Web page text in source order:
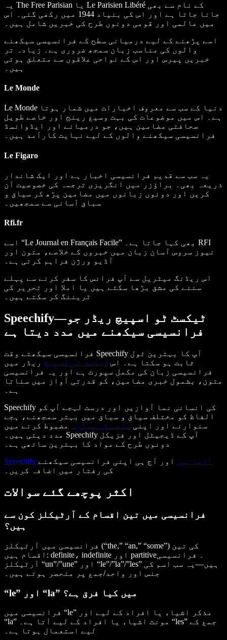
The Free Parisian یا Le Parisien Libéré کے نام سے بھی
جانا جاتا ہے اور اس کی بنیاد 1944 میں رکھی گئی۔ اس
میں عالمی اور قومی دونوں طرح کی خبریں شامل ہیں۔
اسے پڑھنے کے لیے درمیانی سطح کے فرانسیسی سیکھنے
والوں کی مناسب زبان سمجھ ضروری ہے۔ زیادہ تر
خبریں پیرس اور اس کے نواحی علاقوں سے متعلق ہوتی
ہیں۔
Le Monde
Le Monde
ہے۔ اس میں موضوعات کی بہت وسیع رینج اور خاصے طویل
صحافتی مضامین ہیں، جو درمیانے اور ایڈوانسڈ
فرانسیسی سیکھنے والوں کے لیے نہایت کارآمد ہیں۔
Le Figaro
یہ سب سے قدیم فرانسیسی اخبار ہے اور ایک شاندار
ذریعہ بھی۔ براؤزر میں انگریزی ترجمہ کی خصوصیت آن
کریں اور دونوں زبانوں میں مضامین پڑھ کر سیاق و
سباق آسانی سے سمجھیں۔
Rfi.fr
اسے “Le Journal en Français Facile” بھی کہا جاتا ہے۔ RFI
نیوز سروس آسان زبان میں خبروں کے خلاصے، متون اور
آڈیو ورژن فراہم کرتی ہے۔
اس ریڈنگ میٹریل سے آپ فرانس کا سفر کرنے سے پہلے
سننے کی مشق بڑھا سکتے ہیں یا املا اور تحریر کی
ٹریننگ کر سکتے ہیں۔
Speechify—ٹیکسٹ ٹو اسپیچ ریڈر جو
فرانسیسی سیکھنے میں مدد دیتا ہے
فرانسیسی سیکھتے وقت Speechify آپ کا بہترین ٹول
ثابت ہو سکتا ہے۔ اس ٹیکسٹ ٹو اسپیچ ریڈر میں
فرانسیسی زبان کی مکمل سپورٹ ہے اور یہ فرانسیسی
متون، بشمول خبری مضامین، کو قدرتی آواز میں سناتا
ہے۔
Speechify کی انسانی نما آوازیں اور درست لہجے آپ کو
الفاظ کو مختلف سیاق و سباق میں بہتر سمجھنے، ہجے
سنوارنے اور اپنی سننے کی مہارت مضبوط کرنے میں
مدد دیتی ہیں۔ Speechify آپ کے ڈیجیٹل اور فزیکل
دونوں طرح کے مواد کا بہترین ساتھی ہے۔
Speechify آزمائیں اور آج ہی اپنی فرانسیسی سیکھنے
کی رفتار میں اضافہ کریں۔
اکثر پوچھے گئے سوالات
فرانسیسی میں تین اقسام کے آرٹیکلز کون سے
ہیں؟
فرانسیسی میں آرٹیکلز (“the,” “an,” “some”) کی تین
اقسام ہیں: definite، indefinite اور partitive۔ فرانسیسی
آرٹیکلز “un”/”une” اور “le”/”la”/”les” ہیں—یہ سب اسم کی
جنس اور واحد/جمع پر منحصر ہوتے ہیں۔
“le” اور “la” میں کیا فرق ہے؟
فرانسیسی میں “le” مذکر اشیاء یا افراد کے لیے اور
“la” مونث اشیاء یا افراد کے لیے آتا ہے۔ “les” جمع کے
لیے استعمال ہوتا ہے۔